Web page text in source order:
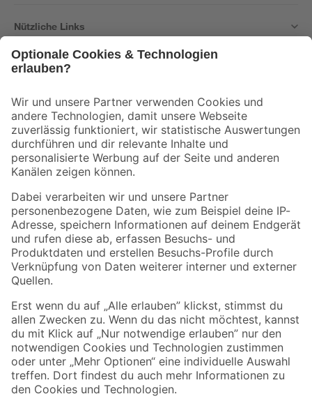
Nützliche Links
Der toom Newsletter: Keine Angebote und Aktionen mehr verpassen!
Zur Newsletter Anmeldung
Folge uns
Zahlungsarten Versandarten
Sicher einkaufen
Jetzt die toom-App herunterladen